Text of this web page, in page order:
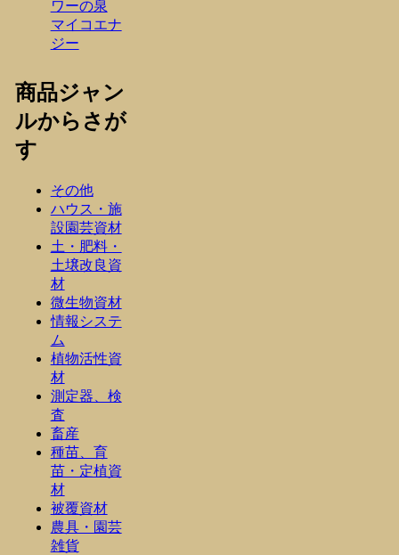
ワーの泉
マイコエナ
ジー
商品ジャン
ルからさが
す
その他
ハウス・施
設園芸資材
土・肥料・
土壌改良資
材
微生物資材
情報システ
ム
植物活性資
材
測定器、検
査
畜産
種苗、育
苗・定植資
材
被覆資材
農具・園芸
雑貨